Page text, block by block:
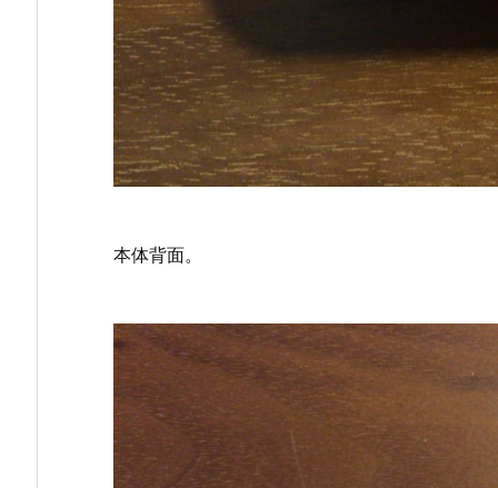
本体背面。